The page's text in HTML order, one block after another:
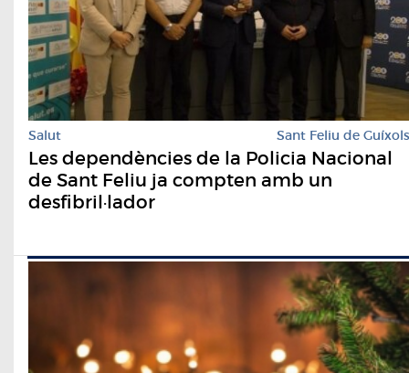
Salut Sant Feliu de Guíxols
Les dependències de la Policia Nacional
de Sant Feliu ja compten amb un
desfibril·lador